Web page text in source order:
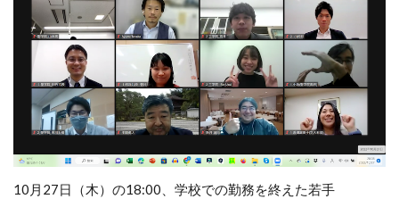
10月27日（木）の18:00、学校での勤務を終えた若手